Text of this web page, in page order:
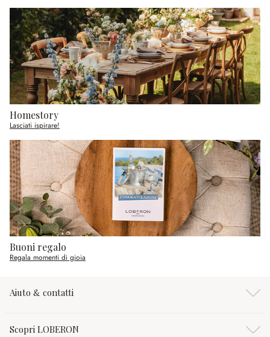
Homestory
Lasciati ispirare!
Buoni regalo
Regala momenti di gioia
Aiuto & contatti
Scopri LOBERON